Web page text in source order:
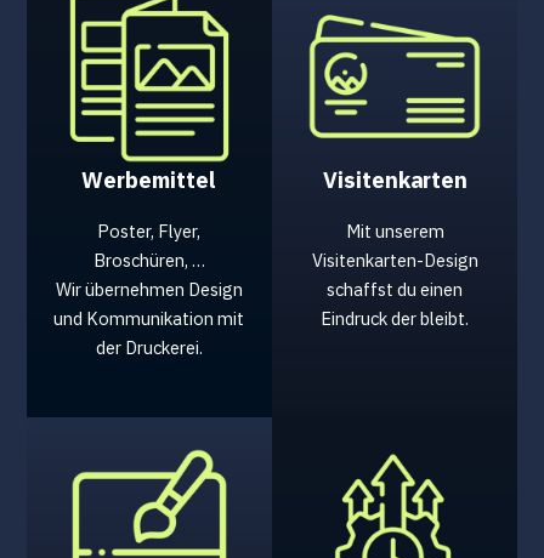
Werbemittel
Poster, Flyer,
Broschüren, …
Wir übernehmen Design
und Kommunikation mit
der Druckerei.
Visitenkarten
Mit unserem
Visitenkarten-Design
schaffst du einen
Eindruck der bleibt.